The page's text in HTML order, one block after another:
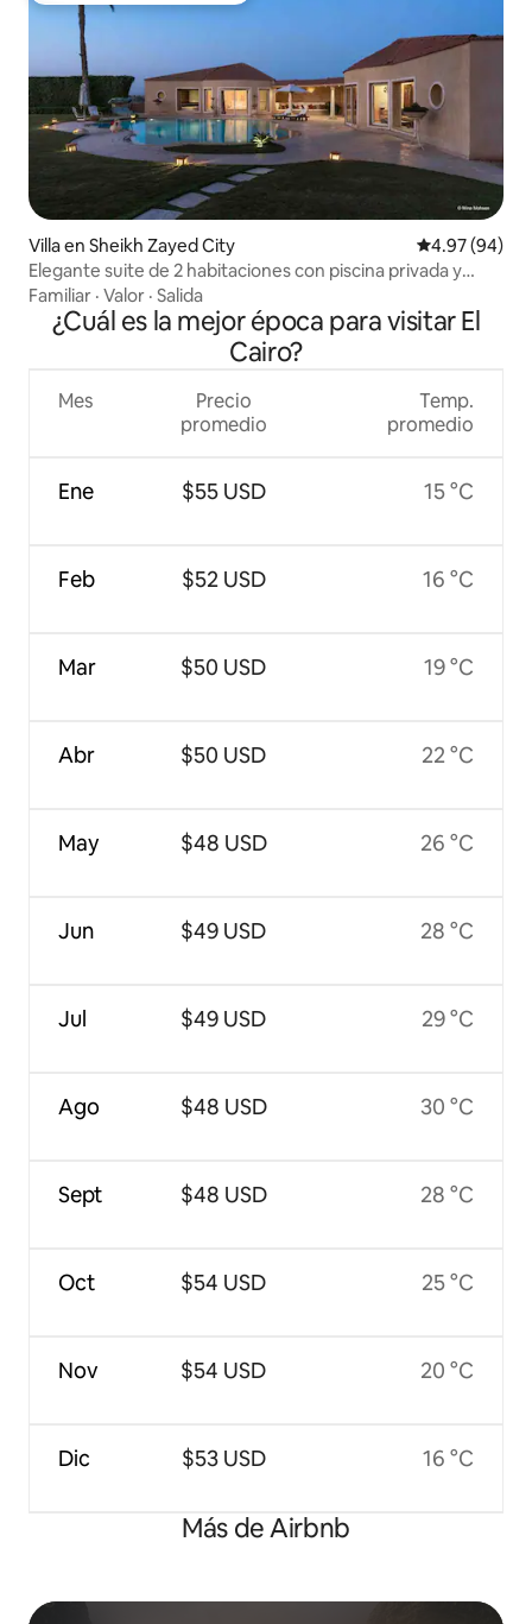
Villa en Sheikh Zayed City Calificación
4.97 (94)
Elegante suite de 2 habitaciones con piscina privada y
amplio jardín
Familiar · Valor · Salida
¿Cuál es la mejor época para visitar El
Cairo?
Mes
Ene
Feb
Mar
Abr
May
Jun
Jul
Ago
Sept
Oct
Nov
Dic
Precio
promedio
$55 USD
$52 USD
$50 USD
$50 USD
$48 USD
$49 USD
$49 USD
$48 USD
$48 USD
$54 USD
$54 USD
$53 USD
Temp.
promedio
15 °C
16 °C
19 °C
22 °C
26 °C
28 °C
29 °C
30 °C
28 °C
25 °C
20 °C
16 °C
Más de Airbnb